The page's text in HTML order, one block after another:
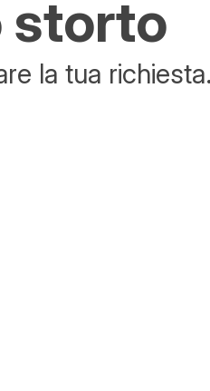
storto
la tua richiesta.